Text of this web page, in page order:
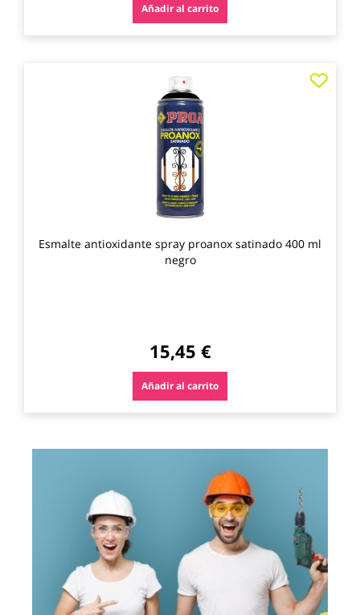
Añadir al carrito
Esmalte antioxidante spray proanox satinado 400 ml
negro
15,45 €
Añadir al carrito